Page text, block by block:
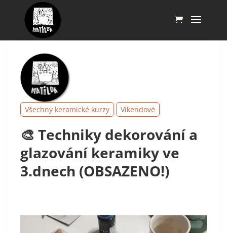
Všechny keramické kurzy Víkendové
🎨 Techniky dekorování a
glazování keramiky ve
3.dnech (OBSAZENO!)